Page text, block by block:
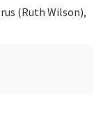
(Ruth Wilson),